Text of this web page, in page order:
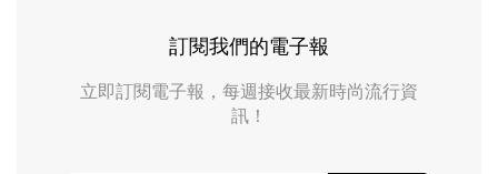
訂閱我們的電子報
立即訂閱電子報，每週接收最新時尚流行資
訊！